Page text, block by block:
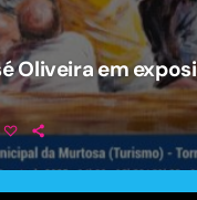
Oliveira em